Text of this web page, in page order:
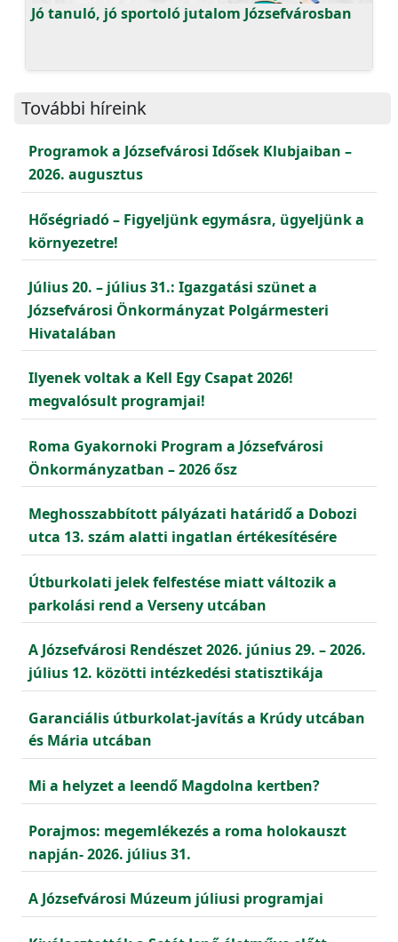
Jó tanuló, jó sportoló jutalom Józsefvárosban
További híreink
Programok a Józsefvárosi Idősek Klubjaiban –
2026. augusztus
Hőségriadó – Figyeljünk egymásra, ügyeljünk a
környezetre!
Július 20. – július 31.: Igazgatási szünet a
Józsefvárosi Önkormányzat Polgármesteri
Hivatalában
Ilyenek voltak a Kell Egy Csapat 2026!
megvalósult programjai!
Roma Gyakornoki Program a Józsefvárosi
Önkormányzatban – 2026 ősz
Meghosszabbított pályázati határidő a Dobozi
utca 13. szám alatti ingatlan értékesítésére
Útburkolati jelek felfestése miatt változik a
parkolási rend a Verseny utcában
A Józsefvárosi Rendészet 2026. június 29. – 2026.
július 12. közötti intézkedési statisztikája
Garanciális útburkolat-javítás a Krúdy utcában
és Mária utcában
Mi a helyzet a leendő Magdolna kertben?
Porajmos: megemlékezés a roma holokauszt
napján- 2026. július 31.
A Józsefvárosi Múzeum júliusi programjai